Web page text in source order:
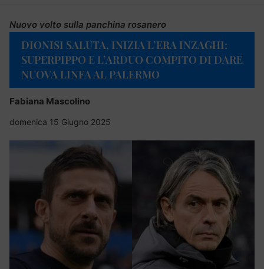
Nuovo volto sulla panchina rosanero
DIONISI SALUTA, INIZIA L’ERA INZAGHI:
SUPERPIPPO E L’ARDUO COMPITO DI DARE
NUOVA LINFA AL PALERMO
Fabiana Mascolino
domenica 15 Giugno 2025